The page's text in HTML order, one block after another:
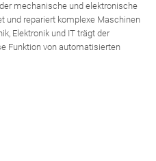
mechanische und elektronische
und repariert komplexe Maschinen
Elektronik und IT trägt der
Funktion von automatisierten